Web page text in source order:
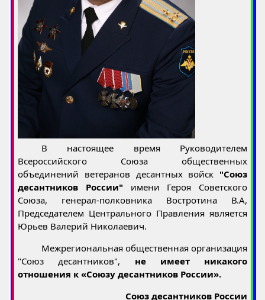
В настоящее время Руководителем
Всероссийского Союза общественных
объединений ветеранов десантных войск "Союз
десантников России" имени Героя Советского
Союза, генерал-полковника Востротина В.А,
Председателем Центрального Правления является
Юрьев Валерий Николаевич.
Межрегиональная общественная организация
"Союз десантников", не имеет никакого
отношения к «Союзу десантников России».
Союз десантников России